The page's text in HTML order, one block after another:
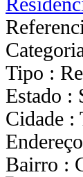
Tipo :
Estado :
Cidade :
Bairro :